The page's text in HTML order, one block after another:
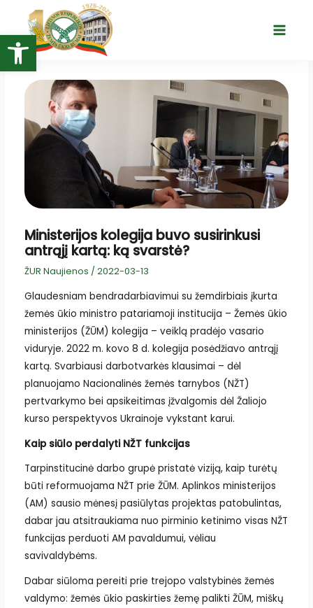
Open toolbar
turinio
Main
Ministerijos kolegija buvo susirinkusi
antrąjį kartą: ką svarstė?
ŽUR Naujienos / 2022-03-13
Glaudesniam bendradarbiavimui su žemdirbiais įkurta
žemės ūkio ministro patariamoji institucija – Žemės ūkio
ministerijos (ŽŪM) kolegija – veiklą pradėjo vasario
viduryje. 2022 m. kovo 8 d. kolegija posėdžiavo antrąjį
kartą. Svarbiausi darbotvarkės klausimai – dėl
planuojamo Nacionalinės žemės tarnybos (NŽT)
pertvarkymo bei apsikeitimas įžvalgomis dėl Žaliojo
kurso perspektyvos Ukrainoje vykstant karui.
Kaip siūlo perdalyti NŽT funkcijas
Tarpinstitucinė darbo grupė pristatė viziją, kaip turėtų
būti reformuojama NŽT prie ŽŪM. Aplinkos ministerijos
(AM) sausio mėnesį pasiūlytas projektas patobulintas,
dabar jau atsitraukiama nuo pirminio ketinimo visas NŽT
funkcijas perduoti AM pavaldumui, vėliau
savivaldybėms.
Dabar siūloma pereiti prie trejopo valstybinės žemės
valdymo: žemės ūkio paskirties žemę palikti ŽŪM, miškų